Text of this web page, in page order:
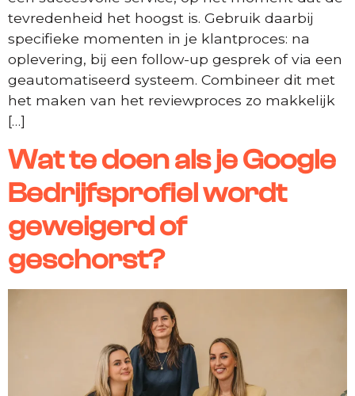
tevredenheid het hoogst is. Gebruik daarbij
specifieke momenten in je klantproces: na
oplevering, bij een follow-up gesprek of via een
geautomatiseerd systeem. Combineer dit met
het maken van het reviewproces zo makkelijk
[…]
Wat te doen als je Google
Bedrijfsprofiel wordt
geweigerd of
geschorst?